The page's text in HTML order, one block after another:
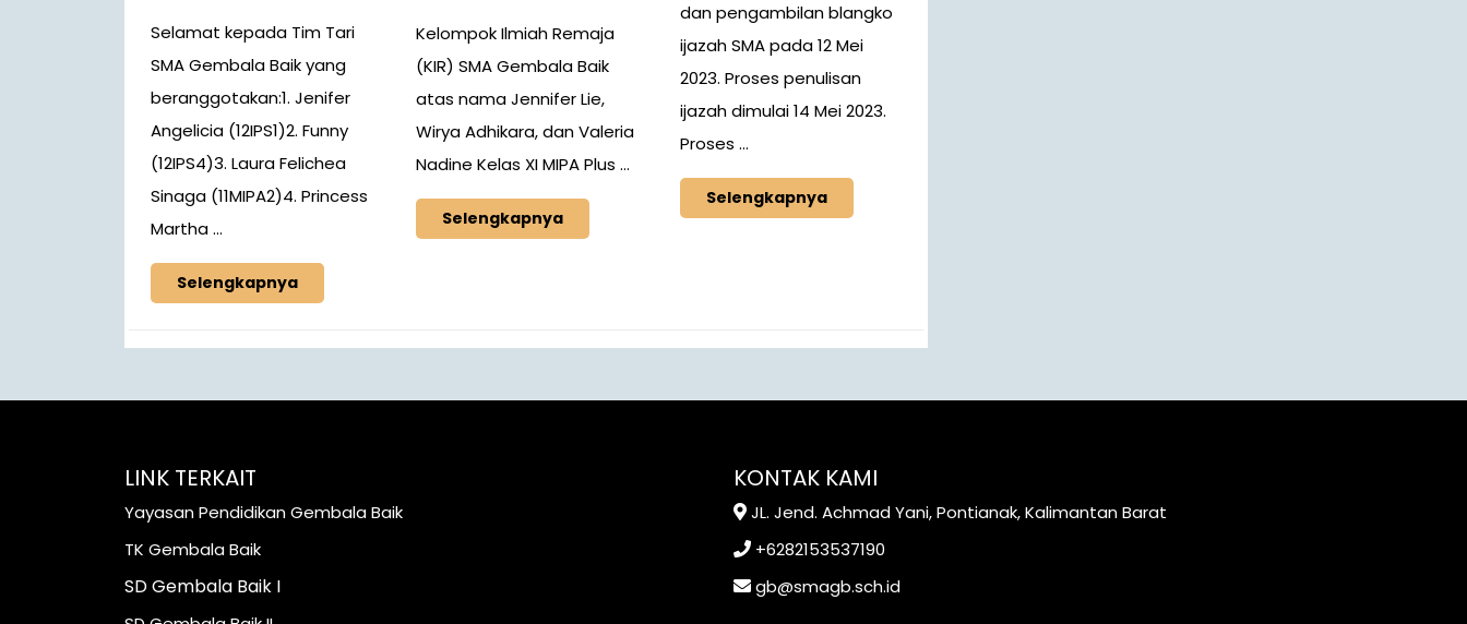
Selamat kepada Tim Tari
SMA Gembala Baik yang
beranggotakan:1. Jenifer
Angelicia (12IPS1)2. Funny
(12IPS4)3. Laura Felichea
Sinaga (11MIPA2)4. Princess
Martha ...
Selengkapnya
Kelompok Ilmiah Remaja
(KIR) SMA Gembala Baik
atas nama Jennifer Lie,
Wirya Adhikara, dan Valeria
Nadine Kelas XI MIPA Plus ...
Selengkapnya
dan pengambilan blangko
ijazah SMA pada 12 Mei
2023. Proses penulisan
ijazah dimulai 14 Mei 2023.
Proses ...
Selengkapnya
LINK TERKAIT
Yayasan Pendidikan Gembala Baik
TK Gembala Baik
SD Gembala Baik I
KONTAK KAMI
JL. Jend. Achmad Yani, Pontianak, Kalimantan Barat
+6282153537190
gb@smagb.sch.id